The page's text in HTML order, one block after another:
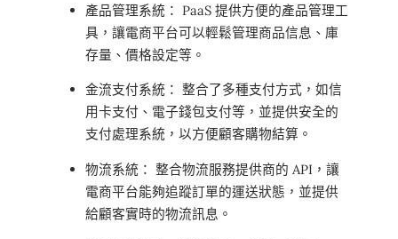
產品管理系統： PaaS 提供方便的產品管理工
具，讓電商平台可以輕鬆管理商品信息、庫
存量、價格設定等。
金流支付系統： 整合了多種支付方式，如信
用卡支付、電子錢包支付等，並提供安全的
支付處理系統，以方便顧客購物結算。
物流系統： 整合物流服務提供商的 API，讓
電商平台能夠追蹤訂單的運送狀態，並提供
給顧客實時的物流訊息。